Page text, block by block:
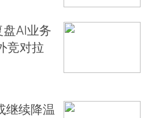
AI业务
竞对拉
继续降温